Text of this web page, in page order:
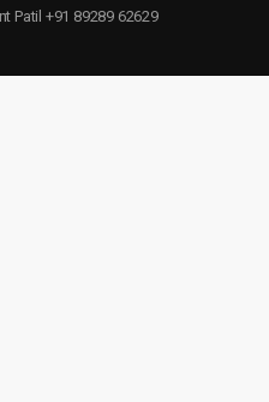
Patil +91 89289 62629